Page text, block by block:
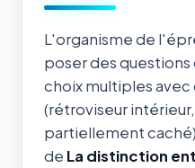
L'organisme de
poser des questions
choix multiples avec
(rétroviseur
partiellement
de La distinction